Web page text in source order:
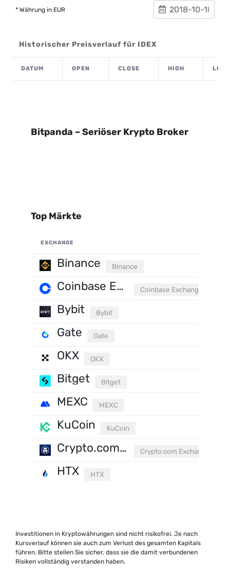
* Währung in EUR
Historischer Preisverlauf für IDEX
DATUM OPEN CLOSE HIGH LOW
Bitpanda – Seriöser Krypto Broker
Top Märkte
EXCHANGE
Binance Binance
Coinbase Exchange Coinbase Exchange
Bybit Bybit
Gate Gate
OKX OKX
Bitget Bitget
MEXC MEXC
KuCoin KuCoin
Crypto.com Exchange Crypto.com Exchange
HTX HTX
Investitionen in Kryptowährungen sind nicht risikofrei. Je nach
Kursverlauf können sie auch zum Verlust des gesamten Kapitals
führen. Bitte stellen Sie sicher, dass sie die damit verbundenen
Risiken vollständig verstanden haben.